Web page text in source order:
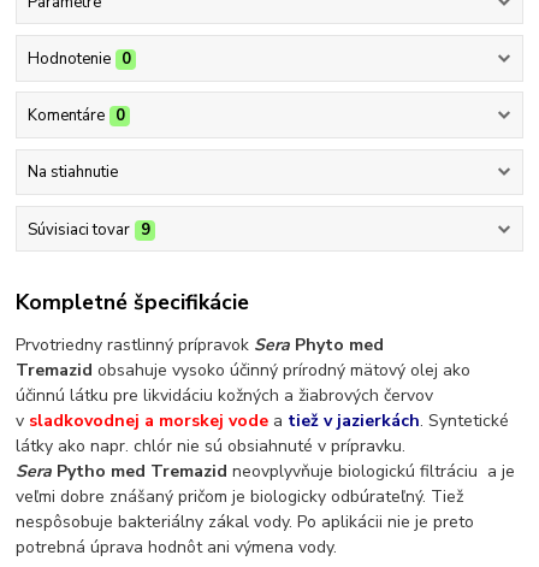
Hodnotenie 0
Komentáre 0
Na stiahnutie
Súvisiaci tovar 9
Kompletné špecifikácie
Prvotriedny rastlinný prípravok Sera Phyto med
Tremazid obsahuje vysoko účinný prírodný mätový olej ako
účinnú látku pre likvidáciu kožných a žiabrových červov
v sladkovodnej a morskej vode a tiež v jazierkách. Syntetické
látky ako napr. chlór nie sú obsiahnuté v prípravku.
Sera Pytho med Tremazid neovplyvňuje biologickú filtráciu a je
veľmi dobre znášaný pričom je biologicky odbúrateľný. Tiež
nespôsobuje bakteriálny zákal vody. Po aplikácii nie je preto
potrebná úprava hodnôt ani výmena vody.